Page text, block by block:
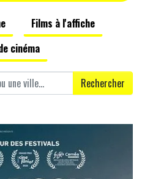
Films à l'affiche
cinéma
Rechercher